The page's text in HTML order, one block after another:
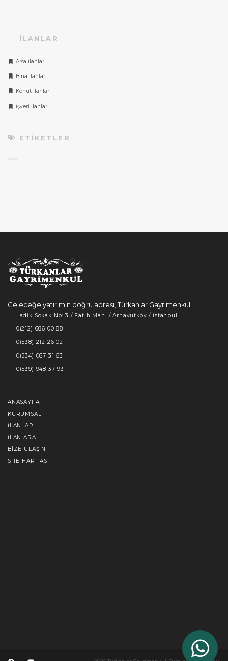
İLANLAR
Arsa İlanları
Bina İlanları
Konut İlanları
İşyeri İlanları
ETIKETLER
Geleceğe yatırımın doğru adresi, Türkanlar Gayrimenkul
Ladik Sokak No: 3 / Fatih Mah. / Arnavutköy / İstanbul
0(212) 686 00 88
0(538) 212 26 02
0(534) 067 31 63
0(539) 948 37 93
ANASAYFA
KURUMSAL
İLANLAR
İLAN ARA
BIZE ULAŞIN
SITE HARITASI